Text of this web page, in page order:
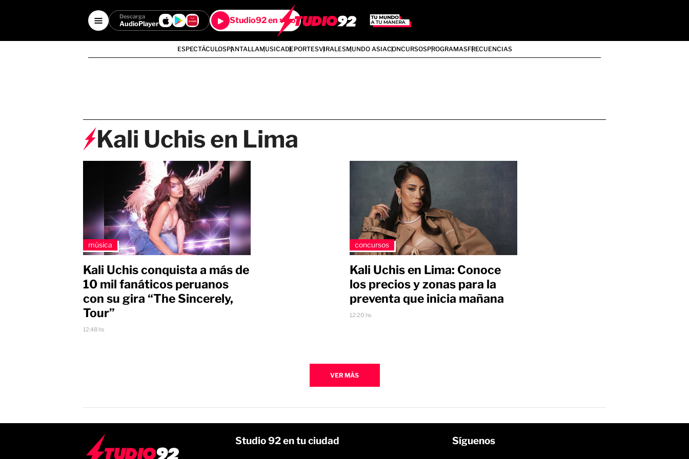
Descarga
AudioPlayer Studio92 en vivo
ESPECTÁCULOSPANTALLAMUSICADEPORTESVIRALESMUNDO ASIACONCURSOSPROGRAMASFRECUENCIAS
Kali Uchis en Lima
música
Kali Uchis conquista a más de
10 mil fanáticos peruanos
con su gira “The Sincerely,
Tour”
12:48 hs
concursos
Kali Uchis en Lima: Conoce
los precios y zonas para la
preventa que inicia mañana
12:20 hs
VER MÁS
Studio 92 en tu ciudad Síguenos